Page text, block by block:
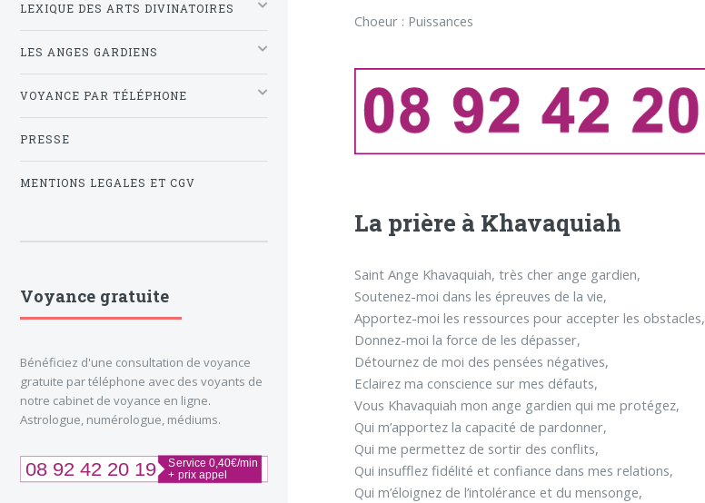
Choeur : Puissances
La prière à Khavaquiah
Saint Ange Khavaquiah, très cher ange gardien,
Soutenez-moi dans les épreuves de la vie,
Apportez-moi les ressources pour accepter les obstacles,
Donnez-moi la force de les dépasser,
Détournez de moi des pensées négatives,
Eclairez ma conscience sur mes défauts,
Vous Khavaquiah mon ange gardien qui me protégez,
Qui m’apportez la capacité de pardonner,
Qui me permettez de sortir des conflits,
Qui insufflez fidélité et confiance dans mes relations,
Qui m’éloignez de l’intolérance et du mensonge,
LEXIQUE DES ARTS DIVINATOIRES
LES ANGES GARDIENS
VOYANCE PAR TÉLÉPHONE
PRESSE
MENTIONS LEGALES ET CGV
Voyance gratuite
Bénéficiez d'une consultation de voyance
gratuite par téléphone avec des voyants de
notre cabinet de voyance en ligne.
Astrologue, numérologue, médiums.